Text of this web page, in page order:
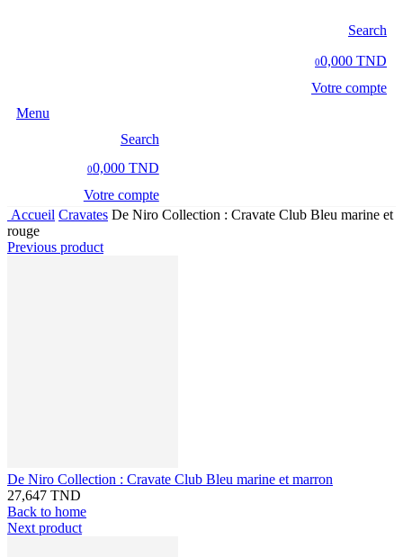
Search
00,000 TND
Votre compte
Menu
Search
00,000 TND
Votre compte
Accueil Cravates De Niro Collection : Cravate Club Bleu marine et
rouge
Previous product
De Niro Collection : Cravate Club Bleu marine et marron
27,647 TND
Back to home
Next product